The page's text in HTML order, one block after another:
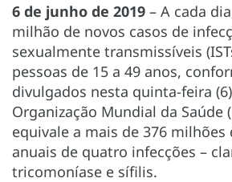
6 de junho de 2019 – A cada
milhão de novos casos de
sexualmente transmissíveis
pessoas de 15 a 49 anos,
divulgados nesta quinta-feira
Organização Mundial da Saúde
equivale a mais de 376 milhões
anuais de quatro infecções –
tricomoníase e sífilis.